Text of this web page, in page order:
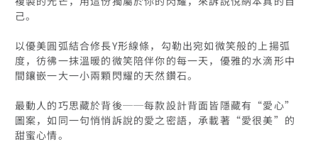
己。
以優美圓弧結合修長Y形線條，勾勒出宛如微笑般的上揚弧
度，彷彿一抹溫暖的微笑陪伴你的每一天，優雅的水滴形中
間鑲嵌一大一小兩顆閃耀的天然鑽石。
最動人的巧思藏於背後──每款設計背面皆隱藏有“愛心”
圖案，如同一句悄悄訴說的愛之密語，承載著“愛很美”的
甜蜜心情。